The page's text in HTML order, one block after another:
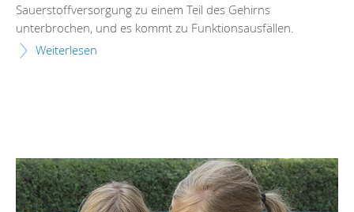
Sauerstoffversorgung zu einem Teil des Gehirns
unterbrochen, und es kommt zu Funktionsausfällen.
Weiterlesen